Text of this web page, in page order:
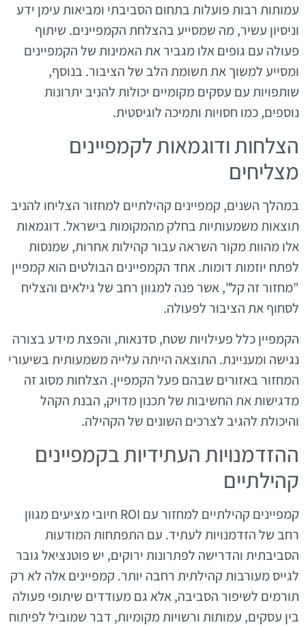
עמותות רבות פועלות בתחום הסביבתי ומביאות עימן ידע
וניסיון עשיר, מה שמסייע בהצלחת הקמפיינים. שיתוף
פעולה עם גופים אלו מגביר את האמינות של הקמפיינים
ומסייע למשוך את תשומת הלב של הציבור. בנוסף,
שותפויות עם עסקים מקומיים יכולות להניב יתרונות
נוספים, כמו חסויות ותמיכה לוגיסטית.
הצלחות ודוגמאות לקמפיינים
מצליחים
במהלך השנים, קמפיינים קהילתיים למחזור הצליחו להניב
תוצאות משמעותיות בחלק מהמקומות בישראל. דוגמאות
אלו מהוות מקור השראה עבור קהילות אחרות, שמנסות
לפתח יוזמות דומות. אחד הקמפיינים הבולטים הוא קמפיין
"מחזור זה קל", אשר פנה למגוון רחב של גילאים והצליח
לסחוף את הציבור לפעולה.
הקמפיין כלל פעילויות שטח, סדנאות, והפצת מידע בצורה
נגישה ומעניינת. התוצאה הייתה עלייה משמעותית בשיעורי
המחזור באזורים שבהם פעל הקמפיין. הצלחות מסוג זה
מדגישות את החשיבות של תכנון מדויק, הבנת הקהל
והיכולת להגיב לצרכים השונים של הקהילה.
ההזדמנויות העתידיות בקמפיינים
קהילתיים
קמפיינים קהילתיים למחזור עם ROI חיובי מציעים מגוון
רחב של הזדמנויות לעתיד. עם התפתחות המודעות
הסביבתית והדרישה לפתרונות ירוקים, יש פוטנציאל גובר
לגייס מעורבות קהילתית רחבה יותר. קמפיינים אלה לא רק
תורמים לשיפור הסביבה, אלא גם מעודדים שיתופי פעולה
בין עסקים, עמותות ורשויות מקומיות, דבר שמוביל לפיתוח